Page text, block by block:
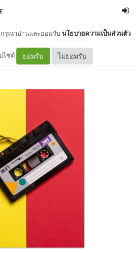
กรุณาอ่านและยอมรับนโยบายความเป็นส่วนตัว
ไซต์ ยอมรับ ไม่ยอมรับ